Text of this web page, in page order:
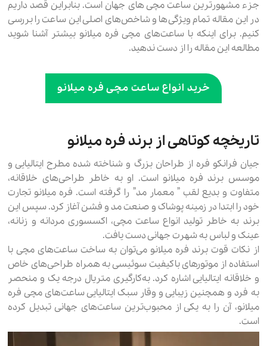
جزء مشهورترین ساعت مچی های جهان است. بنابراین قصد داریم
در این مقاله تمام ویژگی‌ها و شاخص‌های اصلی این ساعت را بررسی
کنیم. برای اینکه با ساعت‌های مچی فره میلانو بیشتر آشنا شوید
مطالعه این مقاله را از دست ندهید.
خرید انواع ساعت مچی فره میلانو
تاریخچه کوتاهی از برند فره میلانو
جیان فرانکو فره از طراحان بزرگ و شناخته شده مطرح ایتالیایی و
موسس برند فره میلانو است. او به خاطر طراحی‌های خلاقانه،
متفاوت و بدیع لقب ” معمار مد” را گرفته است. فره میلانو تجارت
خود را ابتدا در زمینه پوشاک و صنعت مد و فشن آغاز کرد. سپس این
برند به خاطر تولید انواع ساعت مچی، اکسسوری مردانه و زنانه،
عینک و لباس به شهرت جهانی دست یافت.
از نکات قوت برند فره میلانو می‌توان به ساخت ساعت‌های مچی با
استفاده از موتورهای باکیفیت سوئیسی به همراه طراحی‌های خاص
و خلاقانه ایتالیایی اشاره کرد. به‌کارگیری متریال درجه یک و منحصر
به فرد و همچنین زیبایی و وقار سبک ایتالیایی ساعت‌های مچی فره
میلانو، آن را به یکی از محبوب‌ترین ساعت‌های جهانی تبدیل کرده
است.